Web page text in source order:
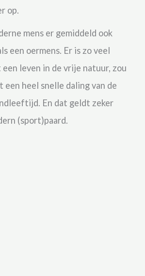
op.
mens er gemiddeld ook
een oermens. Er is zo veel
leven in de vrije natuur, zou
een heel snelle daling van de
En dat geldt zeker
(sport)paard.